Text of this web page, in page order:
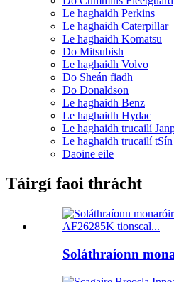
Le haghaidh Perkins
Le haghaidh Caterpillar
Le haghaidh Komatsu
Do Mitsubish
Le haghaidh Volvo
Do Sheán fiadh
Do Donaldson
Le haghaidh Benz
Le haghaidh Hydac
Le haghaidh trucailí
Le haghaidh trucailí tSín
Daoine eile
Táirgí faoi thrácht
Soláthraíonn